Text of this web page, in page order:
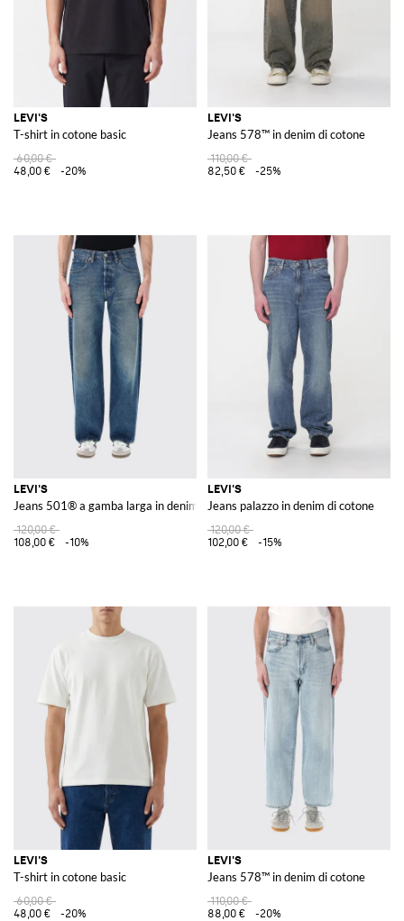
LEVI'S
T-shirt in cotone basic
60,00 €
48,00 €
-20%
LEVI'S
Jeans 578™ in denim di cotone
110,00 €
82,50 €
-25%
LEVI'S
Jeans 501® a gamba larga in denim
120,00 €
108,00 €
-10%
LEVI'S
Jeans palazzo in denim di cotone
120,00 €
102,00 €
-15%
LEVI'S
T-shirt in cotone basic
60,00 €
48,00 €
-20%
LEVI'S
Jeans 578™ in denim di cotone
110,00 €
88,00 €
-20%